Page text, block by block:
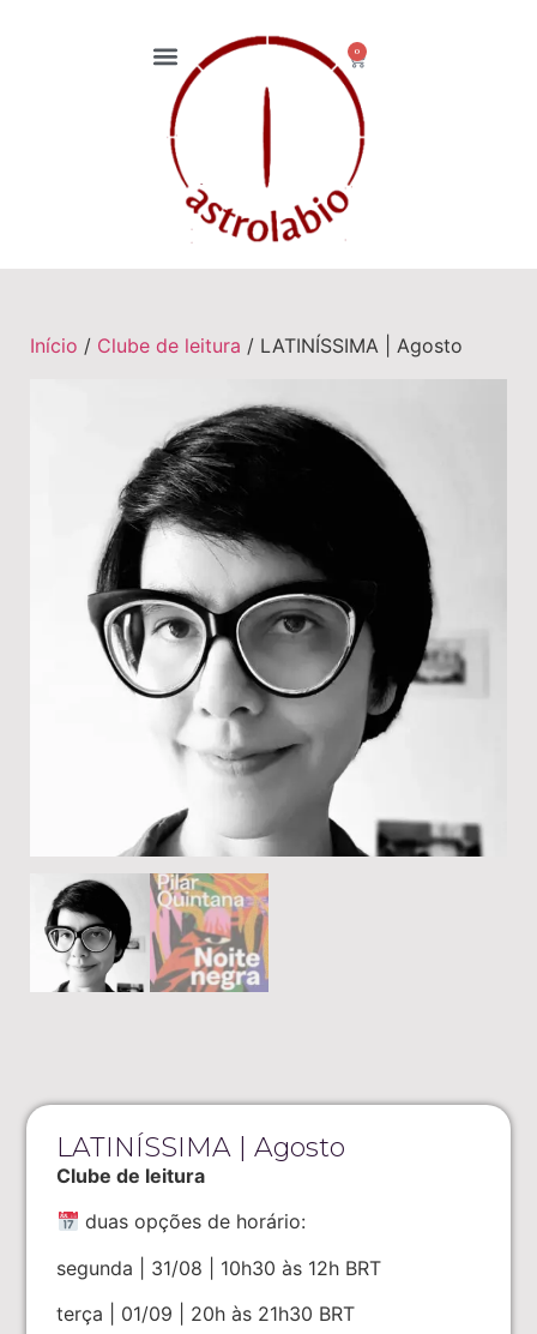
0
Início / Clube de leitura / LATINÍSSIMA | Agosto
LATINÍSSIMA | Agosto
Clube de leitura
duas opções de horário:
segunda | 31/08 | 10h30 às 12h BRT
terça | 01/09 | 20h às 21h30 BRT